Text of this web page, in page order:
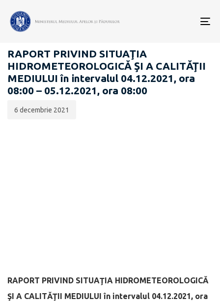
RAPOARTE ZILNICE STAREA MEDIULUI
RAPORT PRIVIND SITUAŢIA
HIDROMETEOROLOGICĂ ŞI A CALITĂŢII
MEDIULUI în intervalul 04.12.2021, ora
08:00 – 05.12.2021, ora 08:00
publicării:
6 decembrie 2021
RAPORT PRIVIND SITUAŢIA HIDROMETEOROLOGICĂ
ŞI A CALITĂŢII MEDIULUI în intervalul 04.12.2021, ora